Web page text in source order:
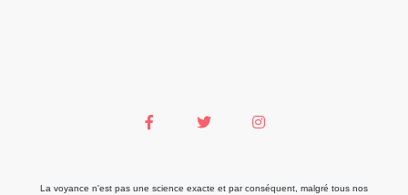
La voyance n'est pas une science exacte et par conséquent, malgré tous nos